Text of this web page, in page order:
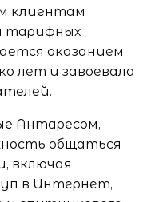
клиентам
тарифных
оказанием
лет и завоевала
Антаресом,
общаться
включая
в Интернет,